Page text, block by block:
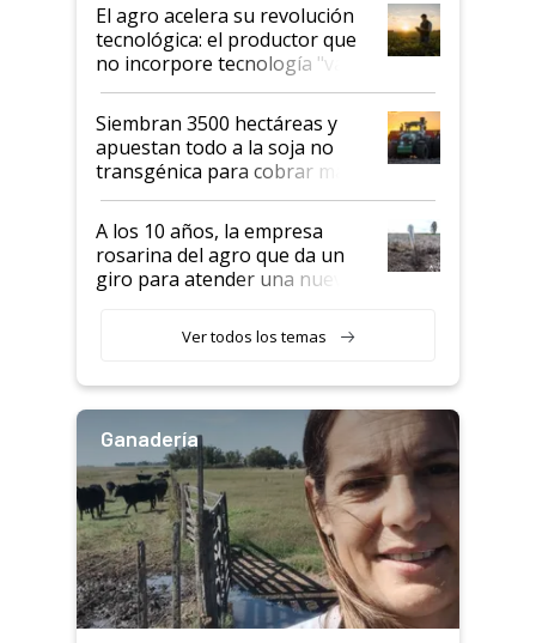
El agro acelera su revolución
tecnológica: el productor que
no incorpore tecnología "va a
perder el tren"
Siembran 3500 hectáreas y
apuestan todo a la soja no
transgénica para cobrar más
por tonelada: compraron un
semillero
A los 10 años, la empresa
rosarina del agro que da un
giro para atender una nueva
Ver todos los temas
Ganadería